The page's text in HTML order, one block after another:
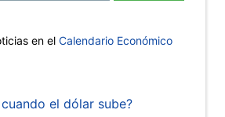
en el Calendario Económico
el dólar sube?